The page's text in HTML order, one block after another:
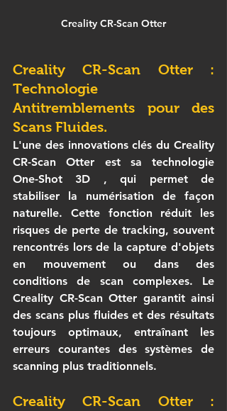
Creality CR-Scan Otter
Creality CR-Scan Otter :
Technologie
Antitremblements pour des
Scans Fluides.
L'une des innovations clés du Creality
CR-Scan Otter
One-Shot 3D , qui permet de
stabiliser la numérisation de façon
naturelle. Cette fonction réduit les
risques de perte de tracking, souvent
rencontrés lors de la capture d'objets
en mouvement ou dans des
Creality CR-Scan Otter garantit ainsi
des scans plus fluides et des résultats
toujours optimaux, entraînant les
erreurs courantes des systèmes de
scanning plus traditionnels.
Creality CR-Scan Otter :